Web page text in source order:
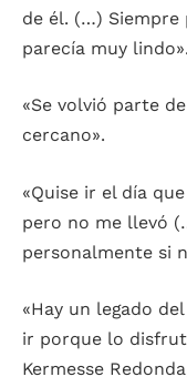
de él. (…) Siempre
parecía muy lindo».
«Se volvió parte
cercano».
«Quise ir el día
pero no me llevó
personalmente si
«Hay un legado
ir porque lo
Kermesse